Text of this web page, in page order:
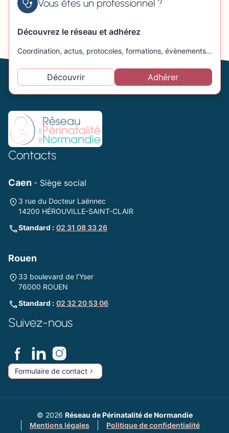
Vous êtes un professionnel ?
Découvrez le réseau et adhérez
Coordination, actus, protocoles, formations, évènements…
Découvrir Adhérer
Contacts
Caen - Siège social
3 rue du Docteur Laënnec
14200 HÉROUVILLE-SAINT-CLAIR
Standard : 02 31 08 33 26
Rouen
33 boulevard de l’Yser
76000 ROUEN
Standard : 02 32 20 53 06
Suivez-nous
Formulaire de contact
© 2026 Réseau de Périnatalité de Normandie
Mentions légales
Politique de confidentialité